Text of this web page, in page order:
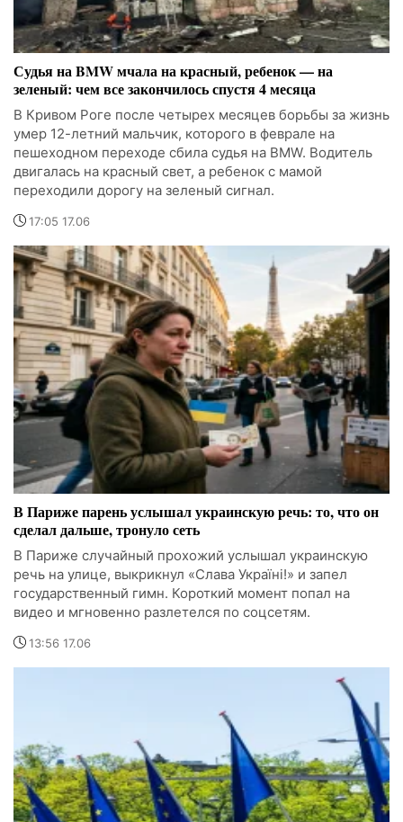
Судья на BMW мчала на красный, ребенок — на
зеленый: чем все закончилось спустя 4 месяца
В Кривом Роге после четырех месяцев борьбы за жизнь
умер 12-летний мальчик, которого в феврале на
пешеходном переходе сбила судья на BMW. Водитель
двигалась на красный свет, а ребенок с мамой
переходили дорогу на зеленый сигнал.
17:05 17.06
В Париже парень услышал украинскую речь: то, что он
сделал дальше, тронуло сеть
В Париже случайный прохожий услышал украинскую
речь на улице, выкрикнул «Слава Україні!» и запел
государственный гимн. Короткий момент попал на
видео и мгновенно разлетелся по соцсетям.
13:56 17.06